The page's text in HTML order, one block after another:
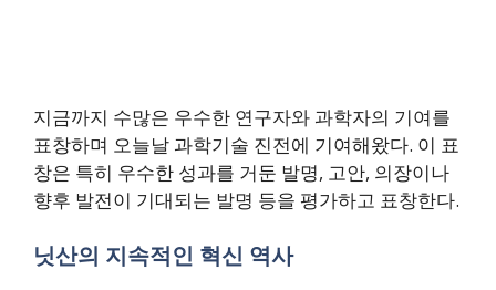
지금까지 수많은 우수한 연구자와 과학자의 기여를
표창하며 오늘날 과학기술 진전에 기여해왔다. 이 표
창은 특히 우수한 성과를 거둔 발명, 고안, 의장이나
향후 발전이 기대되는 발명 등을 평가하고 표창한다.
닛산의 지속적인 혁신 역사